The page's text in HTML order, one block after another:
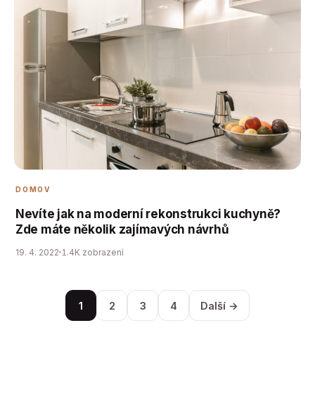
DOMOV
Nevíte jak na moderní rekonstrukci kuchyně?
Zde máte několik zajímavých návrhů
19. 4. 2022 1.4K zobrazení
1 2 3 4 Další →